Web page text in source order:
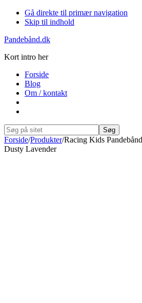
Gå direkte til primær navigation
Skip til indhold
Pandebånd.dk
Kort intro her
Forside
Blog
Om / kontakt
Søg
på
sitet
Hide
Search
Forside/Produkter/Racing Kids
Dusty Lavender